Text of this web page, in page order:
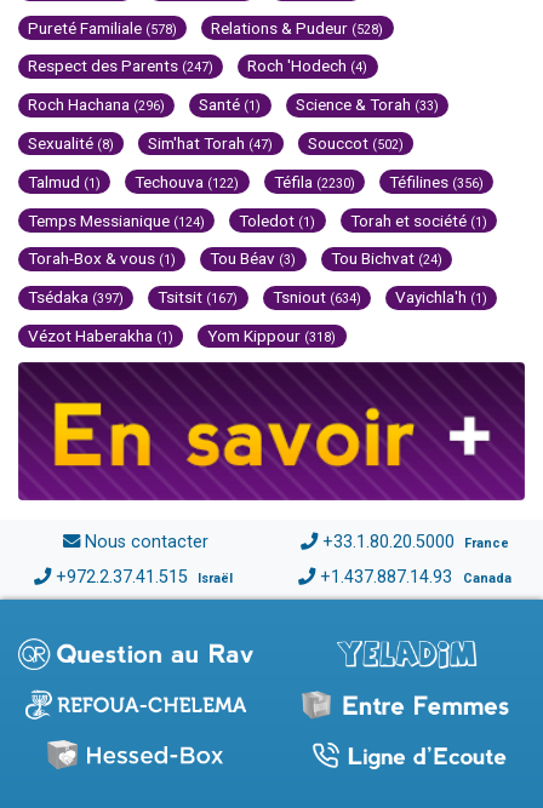
Pureté Familiale (578) Relations & Pudeur (528)
Respect des Parents (247) Roch 'Hodech (4)
Roch Hachana (296) Santé (1) Science & Torah (33)
Sexualité (8) Sim'hat Torah (47) Souccot (502)
Talmud (1) Techouva (122) Téfila (2230) Téfilines (356)
Temps Messianique (124) Toledot (1) Torah et société (1)
Torah-Box & vous (1) Tou Béav (3) Tou Bichvat (24)
Tsédaka (397) Tsitsit (167) Tsniout (634) Vayichla'h (1)
Vézot Haberakha (1) Yom Kippour (318)
Nous contacter +33.1.80.20.5000 France
+972.2.37.41.515 Israël +1.437.887.14.93 Canada